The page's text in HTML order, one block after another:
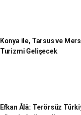
Konya ile, Tarsus ve
Turizmi Gelişecek
Efkan Âlâ: Terörsüz